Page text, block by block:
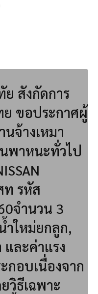
สังกัดการ
ย ขอประกาศผู้
นจ้างเหมา
พาหนะทั่วไป
ท รหัส
จำนวน 3
ำใหม่ยกลูก,
ละค่าแรง
กอบเนื่องจาก
วิธีเฉพาะ